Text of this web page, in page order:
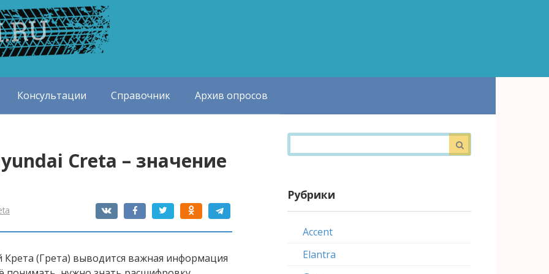
Консультации Справочник Архив опросов
Creta – значение
(Грета) выводится важная информация
Поиск:
Рубрики
Accent
Elantra